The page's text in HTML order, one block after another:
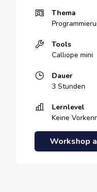
Thema
Tools
Calliope mini
Dauer
3 Stunden
Lernlevel
Keine
Workshop